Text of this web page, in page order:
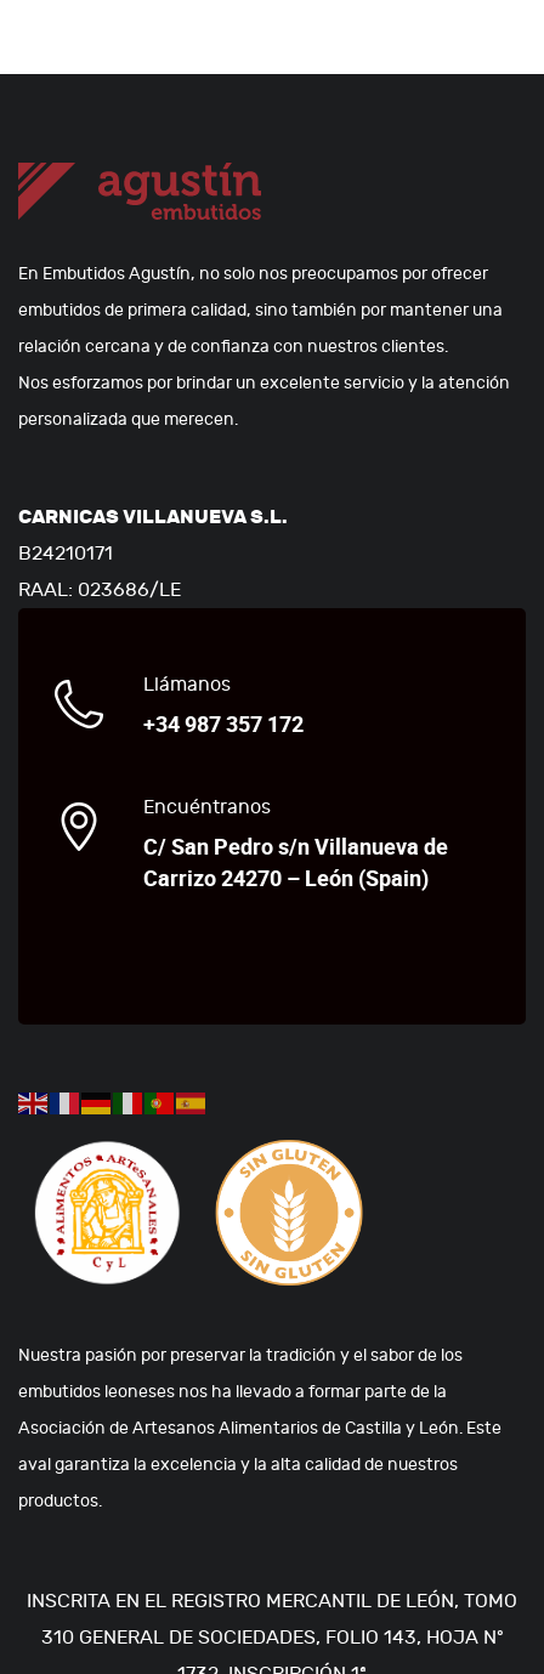
En Embutidos Agustín, no solo nos preocupamos por ofrecer
embutidos de primera calidad, sino también por mantener una
relación cercana y de confianza con nuestros clientes.
Nos esforzamos por brindar un excelente servicio y la atención
personalizada que merecen.
CARNICAS VILLANUEVA S.L.
B24210171
RAAL: 023686/LE
Llámanos
+34 987 357 172
Encuéntranos
C/ San Pedro s/n Villanueva de
Carrizo 24270 – León (Spain)
Nuestra pasión por preservar la tradición y el sabor de los
embutidos leoneses nos ha llevado a formar parte de la
Asociación de Artesanos Alimentarios de Castilla y León. Este
aval garantiza la excelencia y la alta calidad de nuestros
productos.
INSCRITA EN EL REGISTRO MERCANTIL DE LEÓN, TOMO
310 GENERAL DE SOCIEDADES, FOLIO 143, HOJA Nº